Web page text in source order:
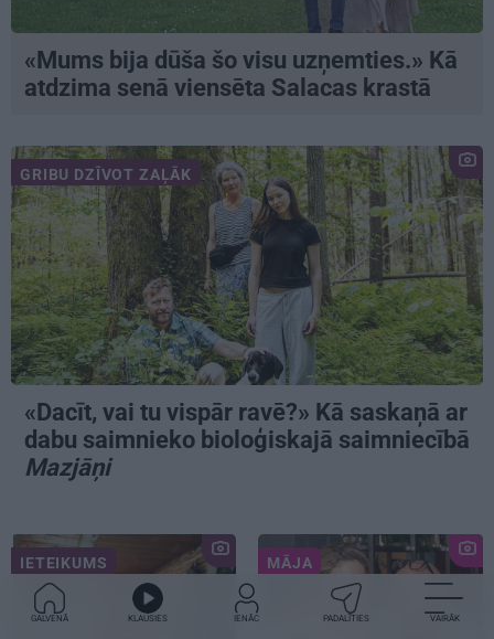
«Mums bija dūša šo visu uzņemties.» Kā
atdzima senā viensēta Salacas krastā
GRIBU DZĪVOT ZAĻĀK
«Dacīt, vai tu vispār ravē?» Kā saskaņā ar
dabu saimnieko bioloģiskajā saimniecībā
Mazjāņi
IETEIKUMS MĀJA
GALVENĀ KLAUSIES IENĀC PADALĪTIES VAIRĀK